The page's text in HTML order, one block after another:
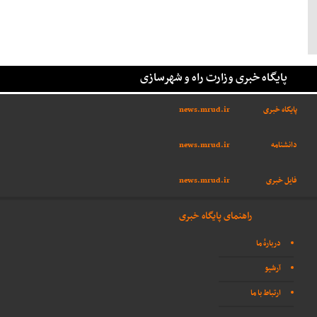
پایگاه خبری وزارت راه و شهرسازی
پایگاه خبری news.mrud.ir
دانشنامه
news.mrud.ir
فایل خبری news.mrud.ir
راهنمای پایگاه خبری
دربارهٔ ما
آرشیو
ارتباط با ما